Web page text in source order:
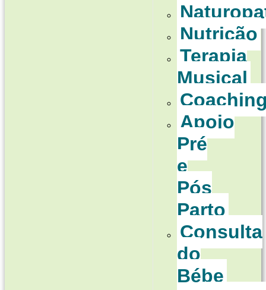
Nutrição
Terapia
Musical
Apoio
Pré
e
Pós
Parto
Consulta
do
Bébe